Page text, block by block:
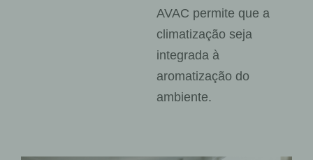
AVAC permite que a
climatização seja
integrada à
aromatização do
ambiente.